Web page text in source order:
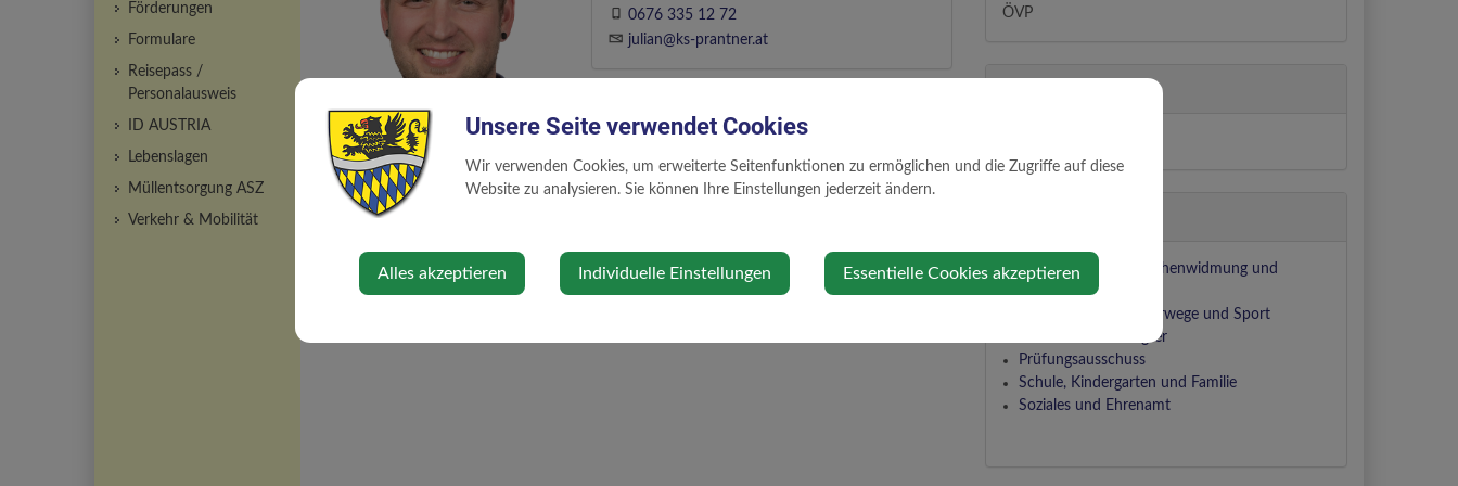
0676 335 12 72
julian@ks-prantner.at
ÖVP
Bauen, Wohnen, Flächenwidmung und
Umwelt
Landwirtschaft, Güterwege und Sport
Mobilitätsbeauftragter
Prüfungsausschuss
Schule, Kindergarten und Familie
Soziales und Ehrenamt
Förderungen
Formulare
Reisepass /
Personalausweis
ID AUSTRIA
Lebenslagen
Müllentsorgung ASZ
Verkehr & Mobilität
Unsere Seite verwendet Cookies
Wir verwenden Cookies, um erweiterte Seitenfunktionen zu ermöglichen und die Zugriffe auf diese
Website zu analysieren. Sie können Ihre Einstellungen jederzeit ändern.
Alles akzeptieren Individuelle Einstellungen Essentielle Cookies akzeptieren